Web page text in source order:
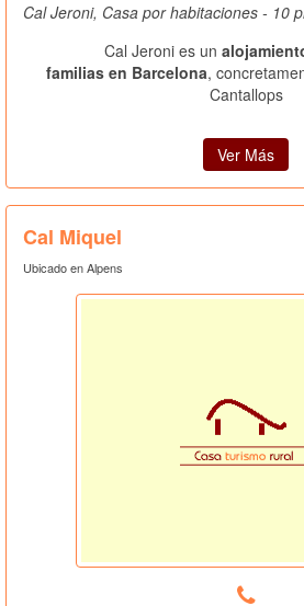
Cal Jeroni, Casa por habitaciones - 10
Cal Jeroni es un
familias en Barcelona,
Cantallops
Ver Más
Cal Miquel
Ubicado en Alpens